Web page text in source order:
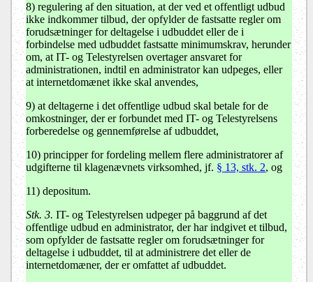
8) regulering af den situation, at der ved et offentligt udbud
ikke indkommer tilbud, der opfylder de fastsatte regler om
forudsætninger for deltagelse i udbuddet eller de i
forbindelse med udbuddet fastsatte minimumskrav, herunder
om, at IT- og Telestyrelsen overtager ansvaret for
administrationen, indtil en administrator kan udpeges, eller
at internetdomænet ikke skal anvendes,
9) at deltagerne i det offentlige udbud skal betale for de
omkostninger, der er forbundet med IT- og Telestyrelsens
forberedelse og gennemførelse af udbuddet,
10) principper for fordeling mellem flere administratorer af
udgifterne til klagenævnets virksomhed, jf. § 13, stk. 2, og
11) depositum.
Stk. 3. IT- og Telestyrelsen udpeger på baggrund af det
offentlige udbud en administrator, der har indgivet et tilbud,
som opfylder de fastsatte regler om forudsætninger for
deltagelse i udbuddet, til at administrere det eller de
internetdomæner, der er omfattet af udbuddet.